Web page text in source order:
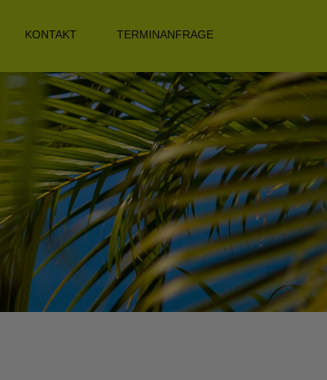
KONTAKT TERMINANFRAGE